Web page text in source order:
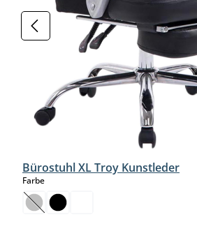
Bürostuhl XL Troy Kunstleder
Farbeauswählen
(Diese Option ist zurzeit nicht verfügbar.)